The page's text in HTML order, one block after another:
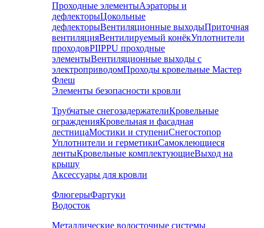
Проходные элементыАэраторы и
дефлекторыЦокольные
дефлекторыВентиляционные выходыПриточная
вентиляцияВентилируемый конёкУплотнители
проходовPIIPPU проходные
элементыВентиляционные выходы с
электроприводомПроходы кровельные Мастер
Флеш
Элементы безопасности кровли
Трубчатые снегозадержателиКровельные
огражденияКровельная и фасадная
лестницаМостики и ступениСнегостопор
Уплотнители и герметикиСамоклеющиеся
лентыКровельные комплектующиеВыход на
крышу
Аксессуары для кровли
ФлюгерыФартуки
Водосток
Металлические водосточные системы